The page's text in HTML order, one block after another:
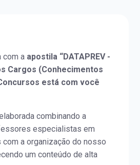
com a apostila “DATAPREV -
Cargos (Conhecimentos
está com você
combinando a
especialistas em
a organização do nosso
um conteúdo de alta